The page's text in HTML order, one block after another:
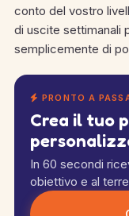
conto del vostro
di uscite settimanali
semplicemente di
PRONTO A
Crea il tuo
In 60 secondi
obiettivo e al